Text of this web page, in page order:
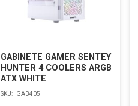
GABINETE GAMER SENTEY
HUNTER 4 COOLERS ARGB
ATX WHITE
SKU: GAB405